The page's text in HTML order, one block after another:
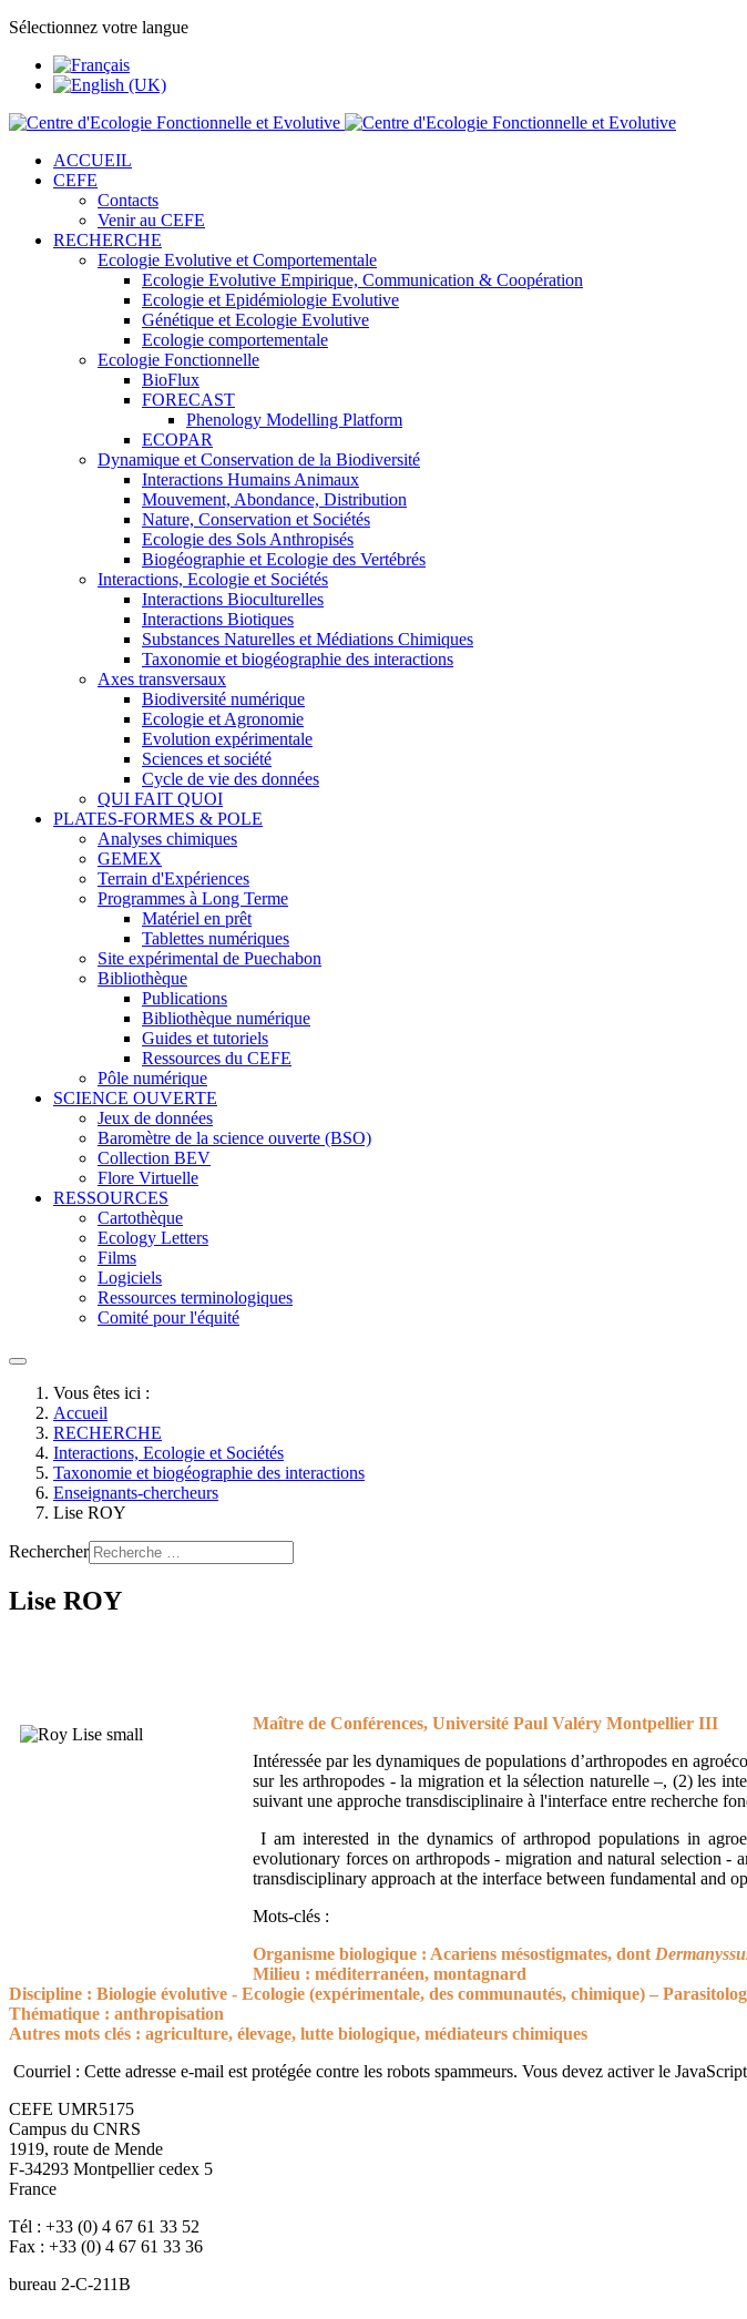
Sélectionnez votre langue
ACCUEIL
CEFE
Contacts
Venir au CEFE
RECHERCHE
Ecologie Evolutive et Comportementale
Ecologie Evolutive Empirique, Communication & Coopération
Ecologie et Epidémiologie Evolutive
Génétique et Ecologie Evolutive
Ecologie comportementale
Ecologie Fonctionnelle
BioFlux
FORECAST
Phenology Modelling Platform
ECOPAR
Dynamique et Conservation de la Biodiversité
Interactions Humains Animaux
Mouvement, Abondance, Distribution
Nature, Conservation et Sociétés
Ecologie des Sols Anthropisés
Biogéographie et Ecologie des Vertébrés
Interactions, Ecologie et Sociétés
Interactions Bioculturelles
Interactions Biotiques
Substances Naturelles et Médiations Chimiques
Taxonomie et biogéographie des interactions
Axes transversaux
Biodiversité numérique
Ecologie et Agronomie
Evolution expérimentale
Sciences et société
Cycle de vie des données
QUI FAIT QUOI
PLATES-FORMES & POLE
Analyses chimiques
GEMEX
Terrain d'Expériences
Programmes à Long Terme
Matériel en prêt
Tablettes numériques
Site expérimental de Puechabon
Bibliothèque
Publications
Bibliothèque numérique
Guides et tutoriels
Ressources du CEFE
Pôle numérique
SCIENCE OUVERTE
Jeux de données
Baromètre de la science ouverte (BSO)
Collection BEV
Flore Virtuelle
RESSOURCES
Cartothèque
Ecology Letters
Films
Logiciels
Ressources terminologiques
Comité pour l'équité
Vous êtes ici :
Accueil
RECHERCHE
Interactions, Ecologie et Sociétés
Taxonomie et biogéographie des interactions
Enseignants-chercheurs
Lise ROY
Rechercher
Lise ROY
Maître de Conférences, Université Paul Valéry Montpellier III
Intéressée par les dynamiques de populations d’arthropodes en
sur les arthropodes - la migration et la sélection naturelle –, (2) les
suivant une approche transdisciplinaire à l'interface entre recherche
I am interested in the dynamics of arthropod populations in
evolutionary forces on arthropods - migration and natural selection
transdisciplinary approach at the interface between fundamental and
Mots-clés :
Organisme biologique : Acariens mésostigmates, dont
Milieu : méditerranéen, montagnard
Discipline : Biologie évolutive - Ecologie (expérimentale, des communautés, chimique) –
Thématique : anthropisation
Autres mots clés : agriculture, élevage, lutte biologique, médiateurs chimiques
Courriel : Cette adresse e-mail est protégée contre les robots spammeurs. Vous devez activer le
CEFE UMR5175
Campus du CNRS
1919, route de Mende
F-34293 Montpellier cedex 5
France
Tél : +33 (0) 4 67 61 33 52
Fax : +33 (0) 4 67 61 33 36
bureau 2-C-211B